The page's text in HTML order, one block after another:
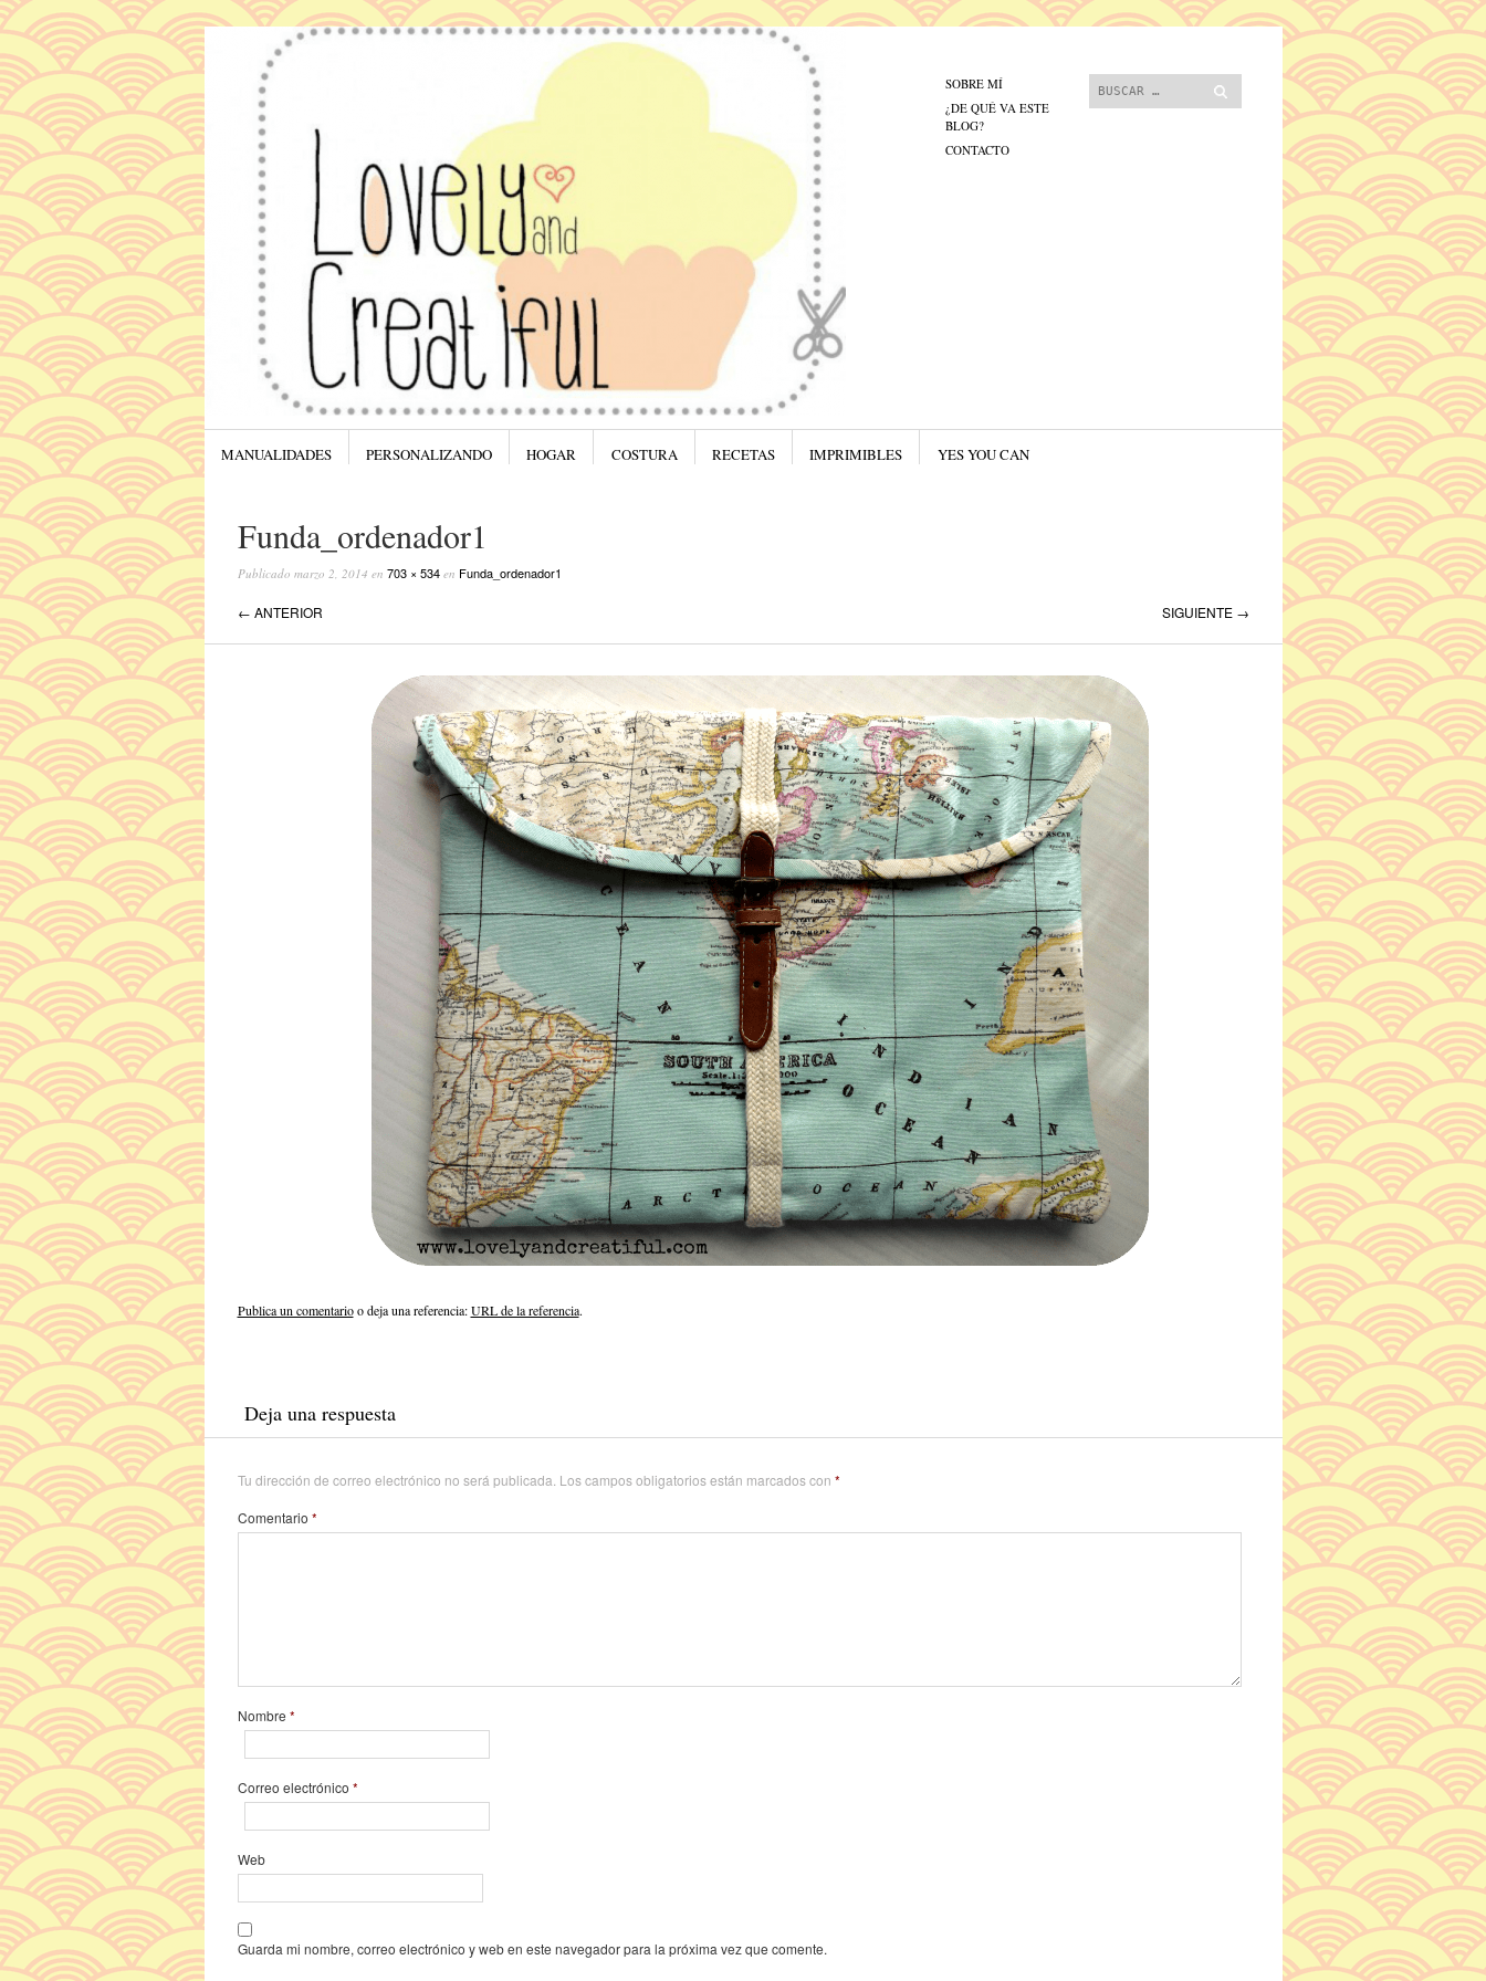
Buscar
SOBRE MÍ
¿DE QUÉ VA ESTE
BLOG?
CONTACTO
Menú
SALTAR AL CONTENIDO.
MANUALIDADES PERSONALIZANDO HOGAR COSTURA RECETAS IMPRIMIBLES YES YOU CAN
Funda_ordenador1
Publicado marzo 2, 2014 en 703 × 534en Funda_ordenador1
← ANTERIOR SIGUIENTE →
Publica un comentarioo deja una referencia:URL de la referencia.
Deja una respuesta
Tu dirección de correo electrónico no será publicada. Los campos obligatorios están marcados con *
Comentario *
Nombre *
Correo electrónico *
Web
Guarda mi nombre, correo electrónico y web en este navegador para la próxima vez que comente.